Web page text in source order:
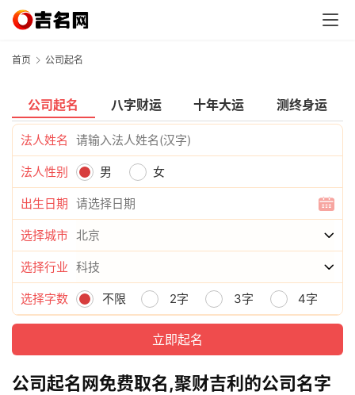
首页 公司起名
公司起名 八字财运 十年大运 测终身运
法人姓名
法人性别 男 女
出生日期
选择城市
选择行业
选择字数 不限 2字 3字 4字
公司起名网免费取名,聚财吉利的公司名字